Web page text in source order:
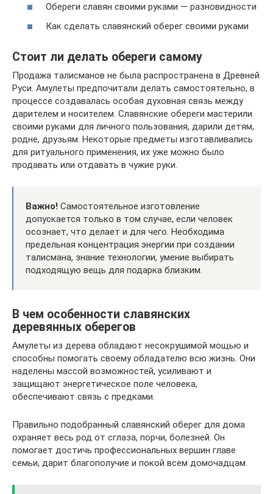
Обереги славян своими руками — разновидности
Как сделать славянский оберег своими руками
Стоит ли делать обереги самому
Продажа талисманов не была распространена в Древней
Руси. Амулеты предпочитали делать самостоятельно, в
процессе создавалась особая духовная связь между
дарителем и носителем. Славянские обереги мастерили
своими руками для личного пользования, дарили детям,
родне, друзьям. Некоторые предметы изготавливались
для ритуального применения, их уже можно было
продавать или отдавать в чужие руки.
Важно! Самостоятельное изготовление
допускается только в том случае, если человек
осознает, что делает и для чего. Необходима
предельная концентрация энергии при создании
талисмана, знание технологии, умение выбирать
подходящую вещь для подарка близким.
В чем особенности славянских
деревянных оберегов
Амулеты из дерева обладают несокрушимой мощью и
способны помогать своему обладателю всю жизнь. Они
наделены массой возможностей, усиливают и
защищают энергетическое поле человека,
обеспечивают связь с предками.
Правильно подобранный славянский оберег для дома
охраняет весь род от сглаза, порчи, болезней. Он
помогает достичь профессиональных вершин главе
семьи, дарит благополучие и покой всем домочадцам.